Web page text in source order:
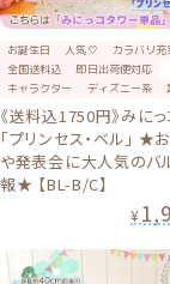
お誕生日 人気♡
カラバリ
全国送料込
即日出荷便対応
キャラクター
ディズニー系
《送料込1750円》みに
「プリンセス・ベル」 ★
や発表会に大人気のバ
報★ 【BL-B/C】
¥